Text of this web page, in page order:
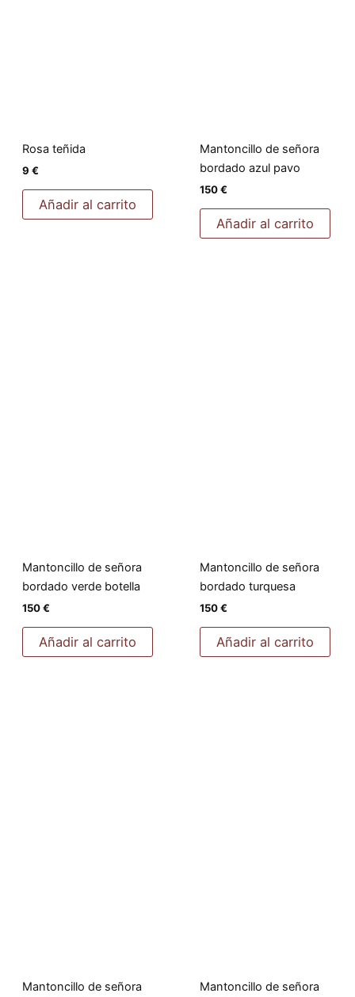
Rosa teñida
9 €
Añadir al carrito
Mantoncillo de señora
bordado azul pavo
150€
Añadir al carrito
Mantoncillo de señora
bordado verde botella
150€
Añadir al carrito
Mantoncillo de señora
bordado turquesa
150€
Añadir al carrito
Mantoncillo de señora
Mantoncillo de señora